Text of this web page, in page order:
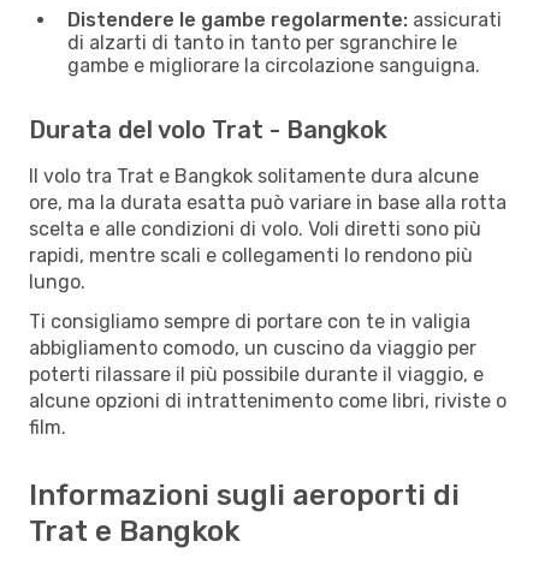
Distendere le gambe regolarmente: assicurati
di alzarti di tanto in tanto per sgranchire le
gambe e migliorare la circolazione sanguigna.
Durata del volo Trat - Bangkok
Il volo tra Trat e Bangkok solitamente dura alcune
ore, ma la durata esatta può variare in base alla rotta
scelta e alle condizioni di volo. Voli diretti sono più
rapidi, mentre scali e collegamenti lo rendono più
lungo.
Ti consigliamo sempre di portare con te in valigia
abbigliamento comodo, un cuscino da viaggio per
poterti rilassare il più possibile durante il viaggio, e
alcune opzioni di intrattenimento come libri, riviste o
film.
Informazioni sugli aeroporti di
Trat e Bangkok